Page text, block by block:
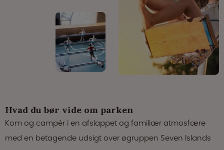
Hvad du bør vide om parken
Kom og campér i en afslappet og familiær atmosfære
med en betagende udsigt over øgruppen Seven Islands